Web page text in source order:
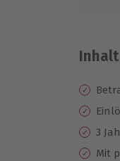
Inhalt
3
Mit